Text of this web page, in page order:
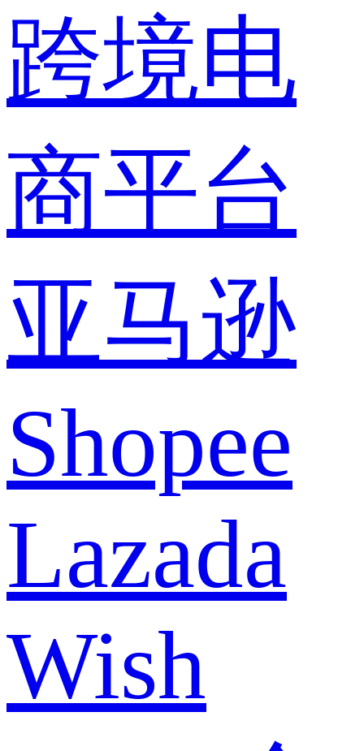
跨境电
商平台
亚马逊
Shopee
Lazada
Wish